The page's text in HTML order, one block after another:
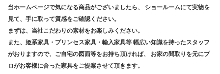
当ホームページで気になる商品がございましたら、
ショールームにて実物を
見て、手に取って質感をご確認ください。
まずは、当社こだわりの素材をお楽しみください。
また、姫系家具・プリンセス家具・輸入家具等 幅広い知識を持ったスタッフ
がおりますので、ご自宅の図面等をお持ち頂ければ、
お家の間取りを元にプ
ロがお客様に合った家具をご提案させて頂きます。